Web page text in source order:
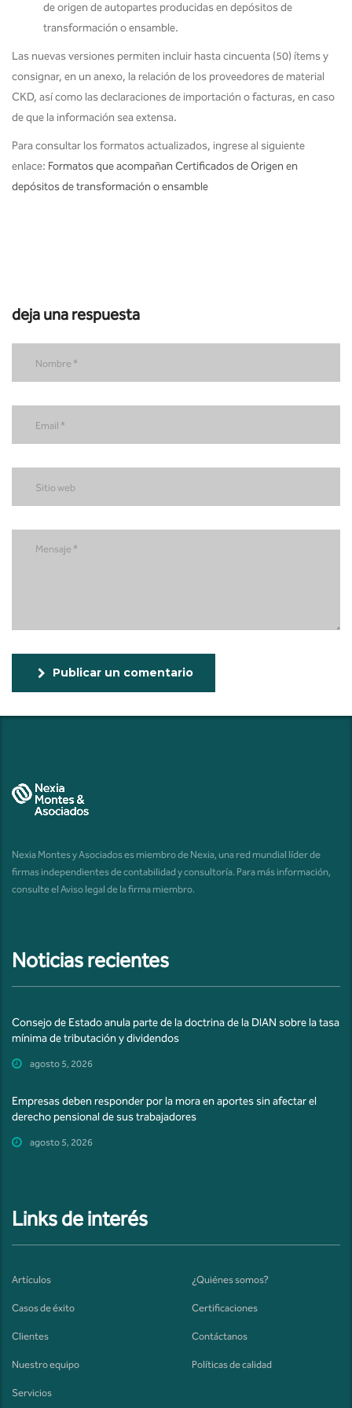
de origen de autopartes producidas en depósitos de
transformación o ensamble.
Las nuevas versiones permiten incluir hasta cincuenta (50) ítems y
consignar, en un anexo, la relación de los proveedores de material
CKD, así como las declaraciones de importación o facturas, en caso
de que la información sea extensa.
Para consultar los formatos actualizados, ingrese al siguiente
enlace: Formatos que acompañan Certificados de Origen en
depósitos de transformación o ensamble
deja una respuesta
Publicar un comentario
Nexia Montes y Asociados es miembro de Nexia, una red mundial líder de
firmas independientes de contabilidad y consultoría. Para más información,
consulte el Aviso legal de la firma miembro.
Noticias recientes
Consejo de Estado anula parte de la doctrina de la DIAN sobre la tasa
mínima de tributación y dividendos
agosto 5, 2026
Empresas deben responder por la mora en aportes sin afectar el
derecho pensional de sus trabajadores
agosto 5, 2026
Links de interés
Artículos ¿Quiénes somos?
Casos de éxito Certificaciones
Clientes Contáctanos
Nuestro equipo Políticas de calidad
Servicios